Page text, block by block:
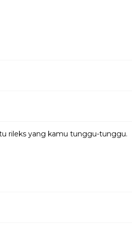
rileks yang kamu tunggu-tunggu.